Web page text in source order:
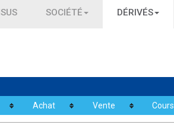
SOCIÉTÉ DÉRIVÉS
Achat Vente Cours